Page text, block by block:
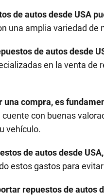
de autos desde USA
una amplia variedad
de autos desde
en la venta de
una compra, es
cuente con buenas
vehículo.
de autos desde
estos gastos para
repuestos de autos